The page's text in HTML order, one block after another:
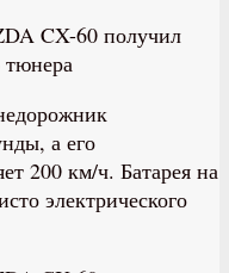
а его
200 км/ч. Батарея на
электрического